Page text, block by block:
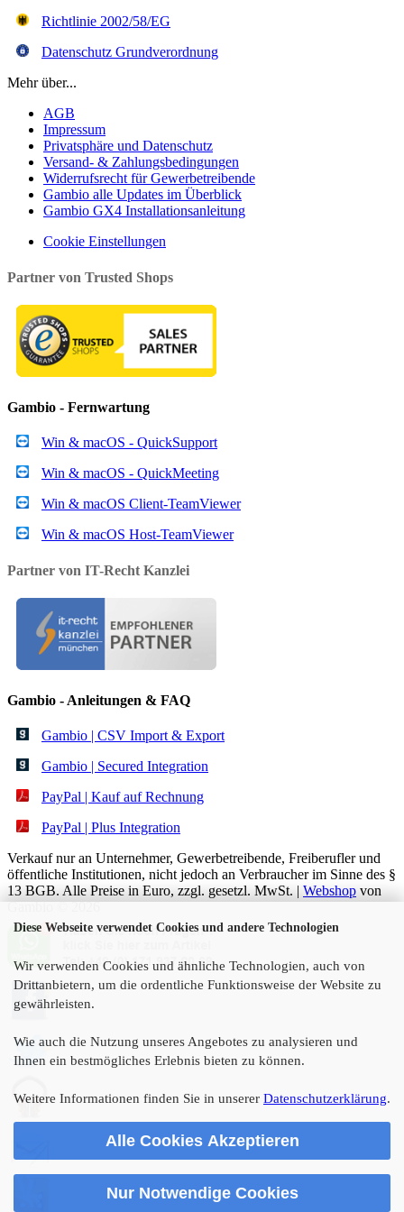
Diese Webseite verwendet Cookies und andere Technologien
Wir verwenden Cookies und ähnliche Technologien, auch von
Drittanbietern, um die ordentliche Funktionsweise der Website zu
gewährleisten.
Wie auch die Nutzung unseres Angebotes zu analysieren und
Ihnen ein bestmögliches Erlebnis bieten zu können.
Weitere Informationen finden Sie in unserer Datenschutzerklärung.
Alle Cookies Akzeptieren
Nur Notwendige Cookies
Richtlinie 2002/58/EG
Datenschutz Grundverordnung
Mehr über...
AGB
Impressum
Privatsphäre und Datenschutz
Versand- & Zahlungsbedingungen
Widerrufsrecht für Gewerbetreibende
Gambio alle Updates im Überblick
Gambio GX4 Installationsanleitung
Cookie Einstellungen
Partner von Trusted Shops
Gambio - Fernwartung
Win & macOS - QuickSupport
Win & macOS - QuickMeeting
Win & macOS Client-TeamViewer
Win & macOS Host-TeamViewer
Partner von IT-Recht Kanzlei
Gambio - Anleitungen & FAQ
Gambio | CSV Import & Export
Gambio | Secured Integration
PayPal | Kauf auf Rechnung
PayPal | Plus Integration
Verkauf nur an Unternehmer, Gewerbetreibende, Freiberufler und
öffentliche Institutionen, nicht jedoch an Verbraucher im Sinne des §
13 BGB. Alle Preise in Euro, zzgl. gesetzl. MwSt. | Webshop von
Gambio © 2026